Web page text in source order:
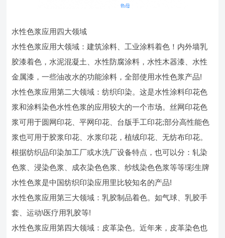
水性色浆应用四大领域
水性色浆应用大领域：建筑涂料、工业涂料着色！内外墙乳
胶漆着色，水泥混凝土、水性防腐涂料，水性木器漆、水性
金属漆，一些油改水的功能涂料，全部使用水性色浆产品!
水性色浆应用第二大领域：纺织印染。这是水性涂料印花色
浆和涂料染色水性色浆的应用较大的一个市场。丝网印花色
浆可用于圆网印花、平网印花、台版手工印花;部分高性能色
浆也可用于胶浆印花、水浆印花，植绒印花、无纺布印花。
根据纺织品印染加工厂或水洗厂设备特点，也可以分：轧染
色浆、浸染色浆、成衣染色色浆、纱线染色色浆等等!彩生牌
水性色浆是中国纺织印染应用里比较知名的产品!
水性色浆应用第三大领域：乳胶制品着色。如气球、乳胶手
套、运动\医疗用乳胶等!
水性色浆应用第四大领域：皮革染色。近年来，皮革染色也